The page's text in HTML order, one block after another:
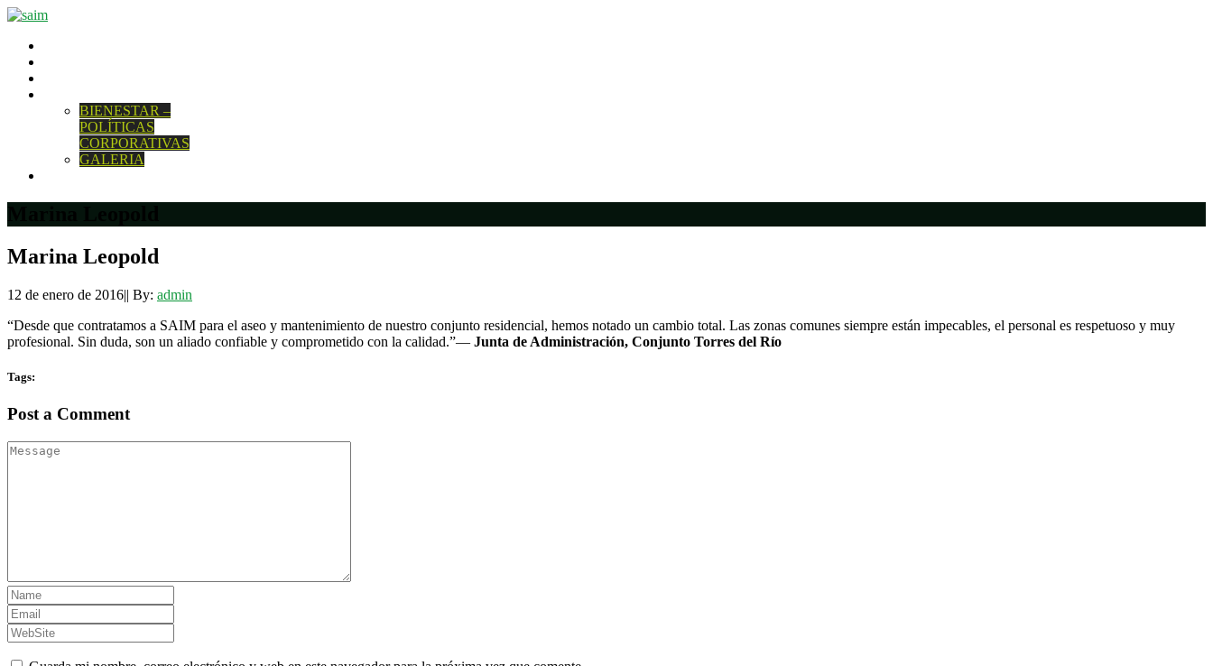
BIENESTAR –
POLÍTICAS
CORPORATIVAS
GALERIA
Marina Leopold
12 de enero de 2016|| By: admin
“Desde que contratamos a SAIM para el aseo y mantenimiento de nuestro conjunto residencial, hemos notado un cambio total. Las zonas comunes siempre están impecables, el personal es respetuoso y muy
profesional. Sin duda, son un aliado confiable y comprometido con la calidad.”— Junta de Administración, Conjunto Torres del Río
Tags:
Post a Comment